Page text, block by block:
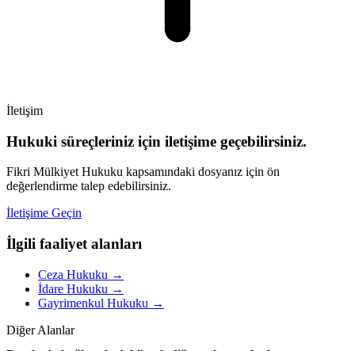
İletişim
Hukuki süreçleriniz için iletişime geçebilirsiniz.
Fikri Mülkiyet Hukuku kapsamındaki dosyanız için ön
değerlendirme talep edebilirsiniz.
İletişime Geçin
İlgili faaliyet alanları
Ceza Hukuku →
İdare Hukuku →
Gayrimenkul Hukuku →
Diğer Alanlar